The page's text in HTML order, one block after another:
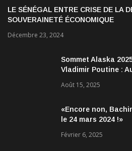
LE SÉNÉGAL ENTRE CRISE DE LA
SOUVERAINETÉ ÉCONOMIQUE
Décembre 23, 2024
Sommet Alaska
Vladimir Poutine :
encourageantes
Août 15, 2025
«Encore non,
le 24 mars 2024 !»
Février 6, 2025